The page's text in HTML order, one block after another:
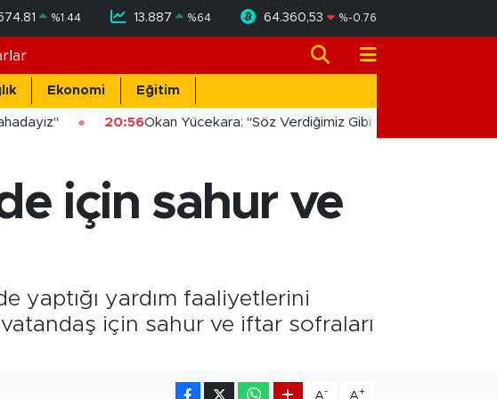
%1.44 13.887 %64 64.360,53 %-0.76
Ekonomi Eğitim
20:56Okan Yücekara: "Söz Verdiğimiz Gibi Masada Değil,
için sahur ve
yaptığı yardım faaliyetlerini
için sahur ve iftar sofraları
A- A+